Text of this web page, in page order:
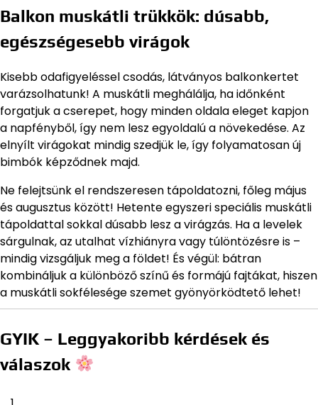
Balkon muskátli trükkök: dúsabb,
egészségesebb virágok
Kisebb odafigyeléssel csodás, látványos balkonkertet
varázsolhatunk! A muskátli meghálálja, ha időnként
forgatjuk a cserepet, hogy minden oldala eleget kapjon
a napfényből, így nem lesz egyoldalú a növekedése. Az
elnyílt virágokat mindig szedjük le, így folyamatosan új
bimbók képződnek majd.
Ne felejtsünk el rendszeresen tápoldatozni, főleg május
és augusztus között! Hetente egyszeri speciális muskátli
tápoldattal sokkal dúsabb lesz a virágzás. Ha a levelek
sárgulnak, az utalhat vízhiányra vagy túlöntözésre is –
mindig vizsgáljuk meg a földet! És végül: bátran
kombináljuk a különböző színű és formájú fajtákat, hiszen
a muskátli sokfélesége szemet gyönyörködtető lehet!
GYIK – Leggyakoribb kérdések és
válaszok